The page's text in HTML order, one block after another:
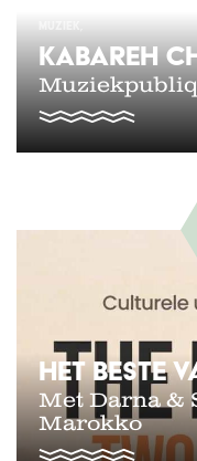
KABAREH
HET BESTE
Met Darna &
Marokko